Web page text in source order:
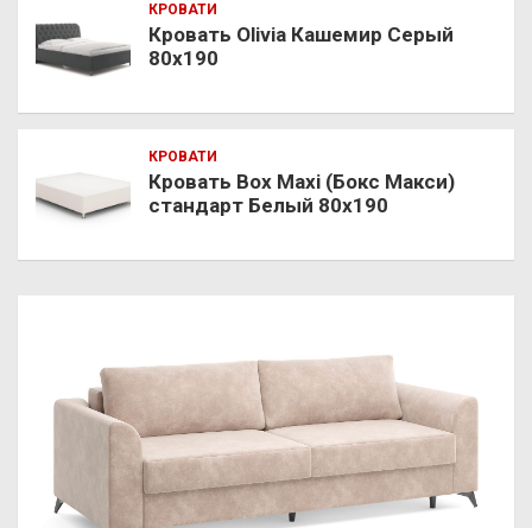
КРОВАТИ
Кровать Olivia Кашемир Серый
80х190
КРОВАТИ
Кровать Box Maxi (Бокс Макси)
стандарт Белый 80х190